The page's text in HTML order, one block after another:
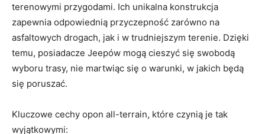
terenowymi przygodami. Ich unikalna‌ konstrukcja
zapewnia odpowiednią przyczepność zarówno ⁣na
asfaltowych drogach, jak i w trudniejszym terenie. Dzięki
temu,‍ posiadacze Jeepów⁣ mogą cieszyć się‍ swobodą‍
wyboru trasy, nie martwiąc się o warunki, w jakich będą
⁣się poruszać.
Kluczowe cechy opon all-terrain, które czynią je tak
wyjątkowymi: